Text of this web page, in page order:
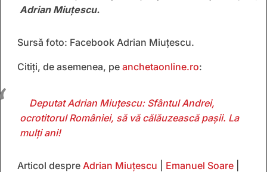
Adrian Miuțescu.
Sursă foto: Facebook Adrian Miuțescu.
Citiți, de asemenea, pe anchetaonline.ro:
Deputat Adrian Miuțescu: Sfântul Andrei,
ocrotitorul României, să vă călăuzească pașii. La
mulți ani!
Articol despre Adrian Miuțescu Emanuel Soare